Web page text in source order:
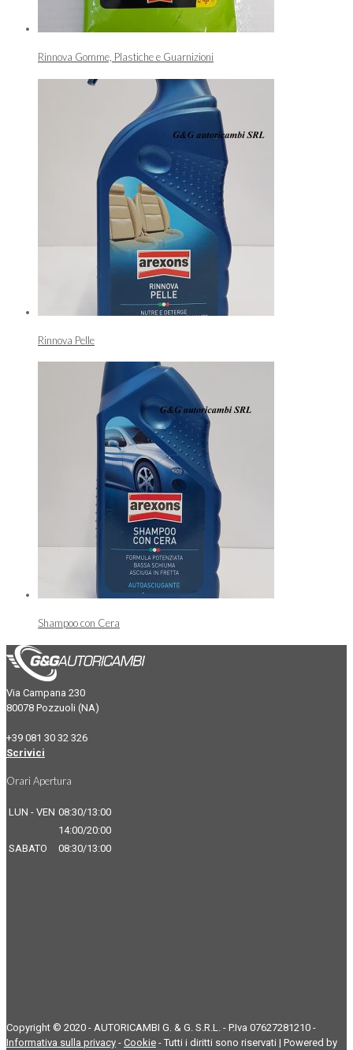
Rinnova Gomme, Plastiche e Guarnizioni
Rinnova Pelle
Shampoo con Cera
Via Campana 230
80078 Pozzuoli (NA)
+39 081 30 32 326
Scrivici
Orari Apertura
LUN - VEN 08:30/13:00
14:00/20:00
SABATO
08:30/13:00
Copyright © 2020 - AUTORICAMBI G. & G. S.R.L. - P.Iva 07627281210 -
Informativa sulla privacy - Cookie - Tutti i diritti sono riservati | Powered by